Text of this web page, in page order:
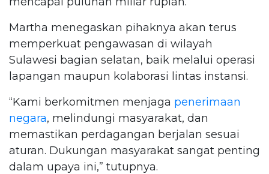
Martha menegaskan pihaknya akan terus
memperkuat pengawasan di wilayah
Sulawesi bagian selatan, baik melalui operasi
lapangan maupun kolaborasi lintas instansi.
“Kami berkomitmen menjaga penerimaan
negara, melindungi masyarakat, dan
memastikan perdagangan berjalan sesuai
aturan. Dukungan masyarakat sangat penting
dalam upaya ini,” tutupnya.